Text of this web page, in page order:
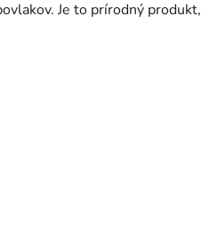
Je to prírodný produkt,